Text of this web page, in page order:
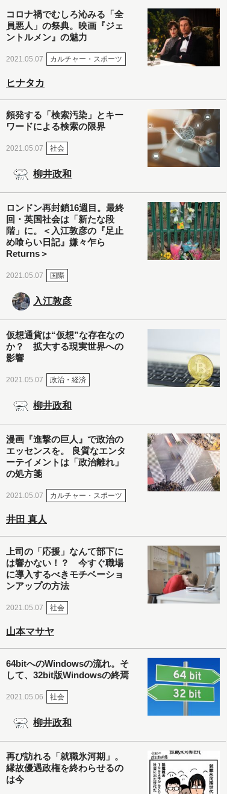
コロナ禍でむしろ沁みる「全
員悪人」の祭典。映画『ジェ
ントルメン』の魅力
2021.05.07 カルチャー・スポーツ
ヒナタカ
頻発する「検索汚染」とキー
ワードによる検索の限界
2021.05.07 社会
柳井政和
ロンドン再封鎖16週目。最終
回・英国社会は「新たな段
階」に。＜入江敦彦の『足止
め喰らい日記』嫌々乍ら
Returns＞
2021.05.07 国際
入江敦彦
仮想通貨は“仮想”な存在なの
か？ 拡大する現実世界への
影響
2021.05.07 政治・経済
柳井政和
漫画『進撃の巨人』で政治の
エッセンスを。 良質なエンタ
ーテイメントは「政治離れ」
の処方箋
2021.05.07 カルチャー・スポーツ
井田 真人
上司の「応援」なんて部下に
は響かない！？ 今すぐ職場
に導入するべきモチベーショ
ンアップの方法
2021.05.07 社会
山本マサヤ
64bitへのWindowsの流れ。そ
して、32bit版Windowsの終焉
2021.05.06 社会
柳井政和
再び訪れる「就職氷河期」。
縁故優遇政権を終わらせるの
は今